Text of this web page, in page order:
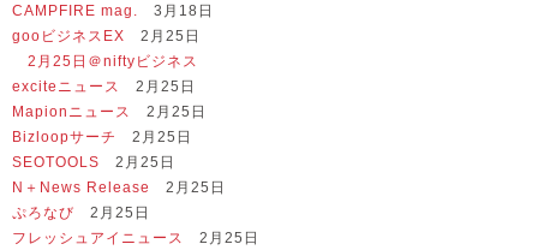
CAMPFIRE mag. 3月18日
gooビジネスEX 2月25日
2月25日＠niftyビジネス
exciteニュース
2月25日
Mapionニュース
2月25日
Bizloopサーチ
2月25日
SEOTOOLS 2月25日
N＋News Release
2月25日
ぷろなび 2月25日
フレッシュアイニュース
2月25日